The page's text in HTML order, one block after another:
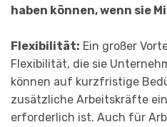
haben können, wenn sie
Flexibilität: Ein großer
Flexibilität, die sie
können auf kurzfristige
zusätzliche Arbeitskräfte
erforderlich ist. Auch für